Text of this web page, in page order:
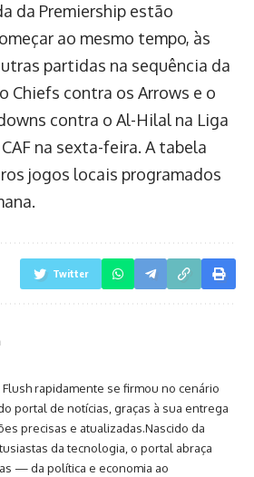
da Premiership estão
ao mesmo tempo, às
partidas na sequência da
Chiefs contra os Arrows e o
contra o Al-Hilal na Liga
na sexta-feira. A tabela
jogos locais programados
Twitter
Flush rapidamente se firmou no cenário
portal de notícias, graças à sua entrega
precisas e atualizadas.Nascido da
da tecnologia, o portal abraça
— da política e economia ao